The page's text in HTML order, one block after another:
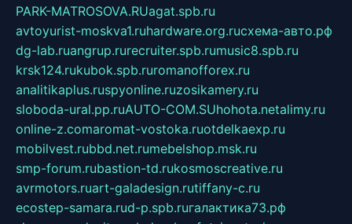
PARK-MATROSOVA.RUagat.spb.ru
avtoyurist-moskva1.ruhardware.org.ruсхема-авто.рф
dg-lab.ruangrup.rurecruiter.spb.rumusic8.spb.ru
krsk124.rukubok.spb.ruromanofforex.ru
analitikaplus.ruspyonline.ruzosikamery.ru
sloboda-ural.pp.ruAUTO-COM.SUhohota.netalimy.ru
online-z.comaromat-vostoka.ruotdelkaexp.ru
mobilvest.rubbd.net.rumebelshop.msk.ru
smp-forum.rubastion-td.rukosmoscreative.ru
avrmotors.ruart-galadesign.rutiffany-c.ru
ecostep-samara.rud-p.spb.ruгалактика73.рф